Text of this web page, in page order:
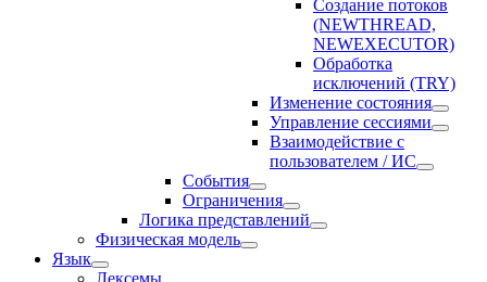
Создание потоков
(NEWTHREAD,
NEWEXECUTOR)
Обработка
исключений (TRY)
Изменение состояния
Управление сессиями
Взаимодействие с
пользователем / ИС
События
Ограничения
Логика представлений
Физическая модель
Язык
Лексемы